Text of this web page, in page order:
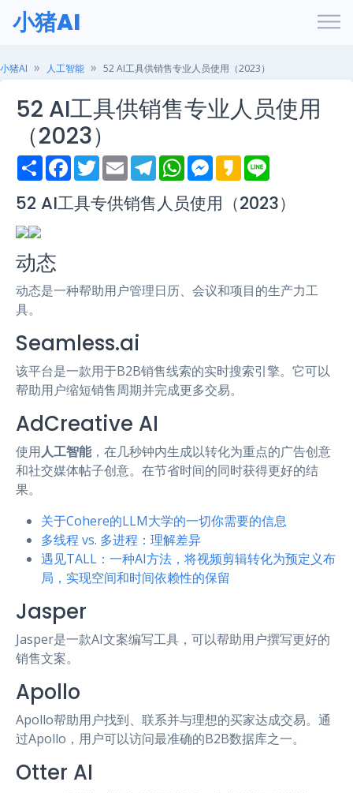
小猪AI
小猪AI 人工智能 52 AI工具供销售专业人员使用（2023）
52 AI工具供销售专业人员使用
（2023）
S
h
r
e
F
a
e
b
T
w
t
t
E
m
i
l
T
e
g
W
h
t
s
M
e
s
e
K
a
a
o
e
52 AI工具专供销售人员使用（2023）
动态
动态是一种帮助用户管理日历、会议和项目的生产力工
具。
Seamless.ai
该平台是一款用于B2B销售线索的实时搜索引擎。它可以
帮助用户缩短销售周期并完成更多交易。
AdCreative AI
使用人工智能，在几秒钟内生成以转化为重点的广告创意
和社交媒体帖子创意。在节省时间的同时获得更好的结
果。
关于Cohere的LLM大学的一切你需要的信息
多线程 vs. 多进程：理解差异
遇见TALL：一种AI方法，将视频剪辑转化为预定义布
局，实现空间和时间依赖性的保留
Jasper
Jasper是一款AI文案编写工具，可以帮助用户撰写更好的
销售文案。
Apollo
Apollo帮助用户找到、联系并与理想的买家达成交易。通
过Apollo，用户可以访问最准确的B2B数据库之一。
Otter AI